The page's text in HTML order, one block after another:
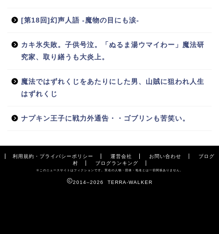
[第18回]幻声人語 -魔物の目にも涙-
カキ氷失敗。子供号泣。「ぬるま湯ウマイわー」魔法研
究家、取り繕うも大炎上。
魔法ではずれくじをあたりにした男、山賊に狙われ人生
はずれくじ
ナプキン王子に戦力外通告・・ゴブリンも苦笑い。
利用規約・プライバシーポリシー 運営会社 お問い合わせ
ブログ
村
ブログランキング
※このニュースサイトはフィクションです。実在の人物・団体・地名とは一切関係ありません。
2014–2026 TERRA-WALKER